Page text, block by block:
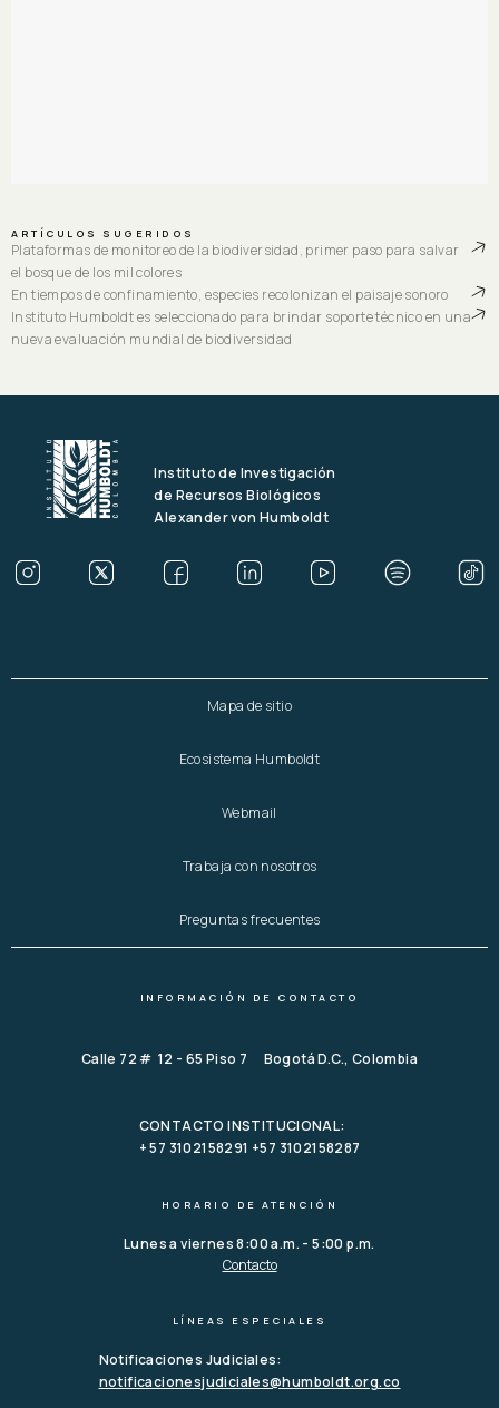
ARTÍCULOS SUGERIDOS
Plataformas de monitoreo de la biodiversidad, primer paso para salvar
el bosque de los mil colores
En tiempos de confinamiento, especies recolonizan el paisaje sonoro
Instituto Humboldt es seleccionado para brindar soporte técnico en una
nueva evaluación mundial de biodiversidad
Instituto de Investigación
de Recursos Biológicos
Alexander von Humboldt
Mapa de sitio
Ecosistema Humboldt
Webmail
Trabaja con nosotros
Preguntas frecuentes
INFORMACIÓN DE CONTACTO
Calle 72 # 12 - 65 Piso 7 Bogotá D.C., Colombia
CONTACTO INSTITUCIONAL:
+ 57 3102158291 +57 3102158287
HORARIO DE ATENCIÓN
Lunes a viernes 8:00 a.m. - 5:00 p.m.
Contacto
LÍNEAS ESPECIALES
Notificaciones Judiciales:
notificacionesjudiciales@humboldt.org.co